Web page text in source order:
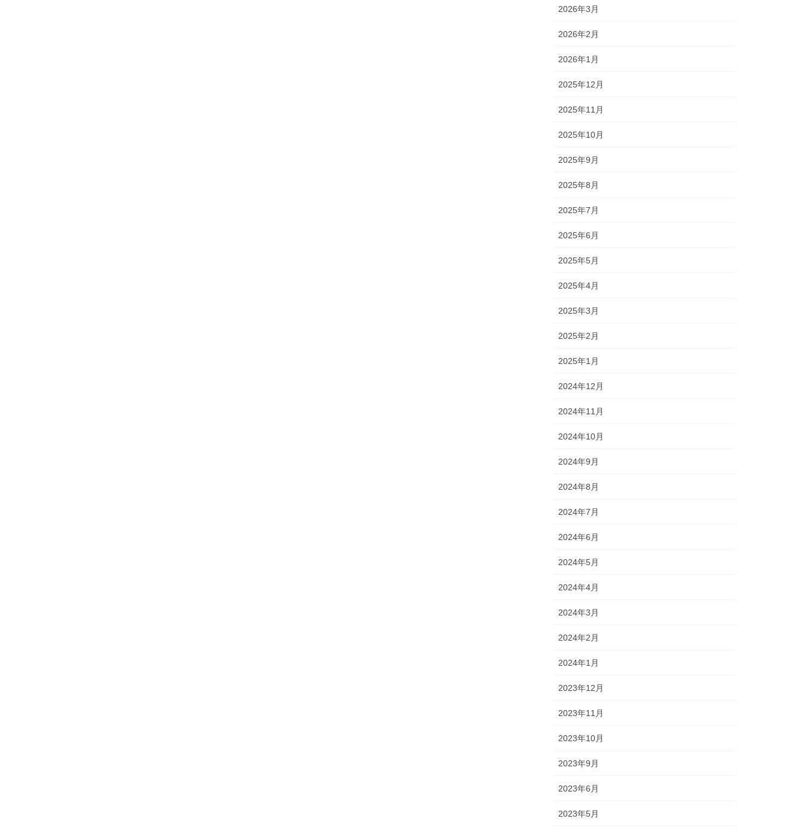
2026年3月
2026年2月
2026年1月
2025年12月
2025年11月
2025年10月
2025年9月
2025年8月
2025年7月
2025年6月
2025年5月
2025年4月
2025年3月
2025年2月
2025年1月
2024年12月
2024年11月
2024年10月
2024年9月
2024年8月
2024年7月
2024年6月
2024年5月
2024年4月
2024年3月
2024年2月
2024年1月
2023年12月
2023年11月
2023年10月
2023年9月
2023年6月
2023年5月